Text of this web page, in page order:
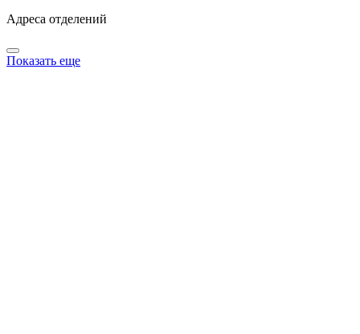
Адреса отделений
Показать еще